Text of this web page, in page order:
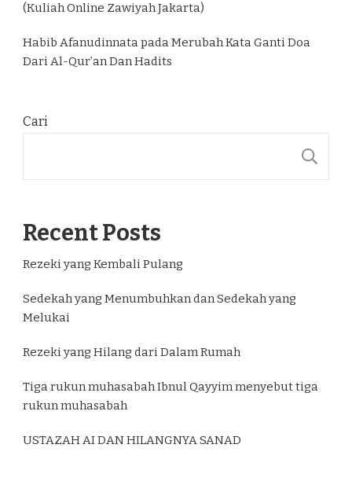
(Kuliah Online Zawiyah Jakarta)
Habib AfanudinnatapadaMerubah Kata Ganti Doa
Dari Al-Qur’an Dan Hadits
Cari
Recent Posts
Rezeki yang Kembali Pulang
Sedekah yang Menumbuhkan dan Sedekah yang
Melukai
Rezeki yang Hilang dari Dalam Rumah
Tiga rukun muhasabah Ibnul Qayyim menyebut tiga
rukun muhasabah
USTAZAH AI DAN HILANGNYA SANAD